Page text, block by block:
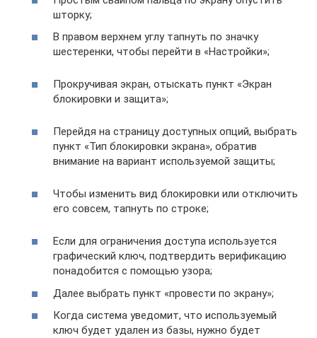
шторку;
В правом верхнем углу тапнуть по значку
шестеренки, чтобы перейти в «Настройки»;
Прокручивая экран, отыскать пункт «Экран
блокировки и защита»;
Перейдя на страницу доступных опций, выбрать
пункт «Тип блокировки экрана», обратив
внимание на вариант используемой защиты;
Чтобы изменить вид блокировки или отключить
его совсем, тапнуть по строке;
Если для ограничения доступа используется
графический ключ, подтвердить верификацию
понадобится с помощью узора;
Далее выбрать пункт «провести по экрану»;
Когда система уведомит, что используемый
ключ будет удален из базы, нужно будет